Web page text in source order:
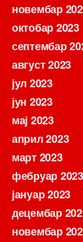
новембар
октобар 2023
септембар
август 2023
јул 2023
јун 2023
мај 2023
април 2023
март 2023
фебруар 2023
јануар 2023
децембар
новембар